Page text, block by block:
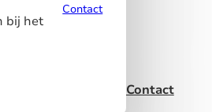
bij het
Contact
Contact